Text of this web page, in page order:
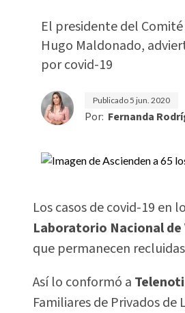
El presidente del
Hugo Maldonado,
por covid-19
Publicado5 jun. 2020
Por: Fernanda
Los casos de covid-19 en
Laboratorio Nacional
que permanecen
Así lo conformó a
Familiares de Privados de